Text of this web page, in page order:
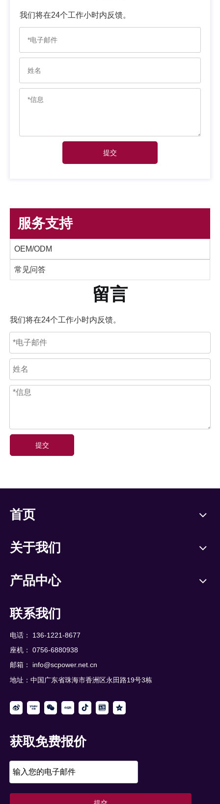
我们将在24个工作小时内反馈。
提交
服务支持
OEM/ODM
常见问答
留言
我们将在24个工作小时内反馈。
提交
首页
关于我们
产品中心
联系我们
电话： 136-1221-8677
座机： 0756-6880938
邮箱： info@scpower.net.cn
地址：中国广东省珠海市香洲区永田路19号3栋
获取免费报价